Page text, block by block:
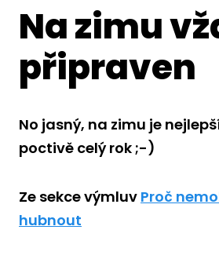
Na zimu
připraven
No jasný, na zimu je
poctivě celý rok ;-)
Ze sekce výmluv Proč
hubnout